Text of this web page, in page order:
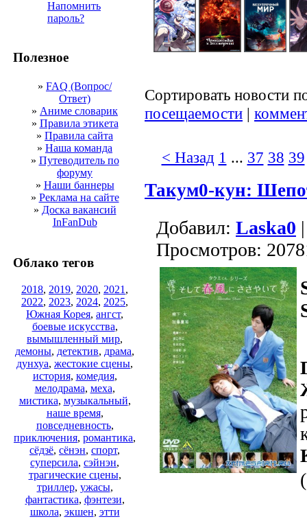
Напомнить
пароль?
Полезное
» FAQ (Вопрос/
Ответ)
» Аниме словарик
» Правила этикета
» Правила сайта
» Наша команда
» Путеводитель по
форуму
» Наши баннеры
» Реклама на сайте
» Доска вакансий
InFanDub
Облако тегов
2018, 2019, 2020, 2021 ,
2022, 2023, 2024, 2025,
Южная Корея, ангст,
боевые искусства,
вымышленный мир,
демоны, детектив, драма,
дунхуа, жестокие сцены,
история, комедия,
мелодрама, меха,
мистика, музыкальный,
наше время,
повседневность,
приключения, романтика,
сёдзё, сёнэн, спорт,
суперсила, сэйнэн,
трагические сцены,
триллер, ужасы,
фантастика, фэнтези,
школа, экшен, этти
Сортировать новости
посещаемости |
< Назад 1 ... 37 38 39
Такум0-кун:
Добавил: Lаska0
Просмотров: